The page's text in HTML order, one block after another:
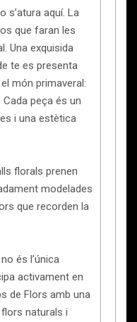
s’atura aquí. La
que faran les
Una exquisida
te es presenta
món primaveral:
peça és un
i una estètica
florals prenen
modelades
que recorden la
és l’única
activament en
de Flors amb una
naturals i